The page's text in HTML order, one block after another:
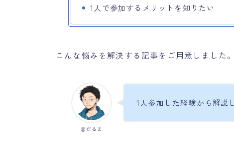
1人で参加するメリットを知りたい
こんな悩みを解決する記事をご用意しました。
恋だるま
1人参加した経験から解説